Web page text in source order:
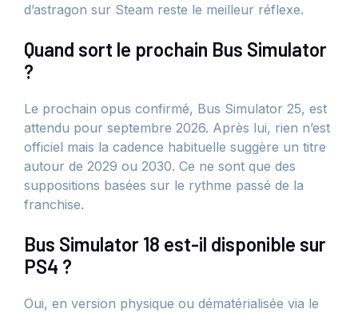
d’astragon sur Steam reste le meilleur réflexe.
Quand sort le prochain Bus Simulator
?
Le prochain opus confirmé, Bus Simulator 25, est
attendu pour septembre 2026. Après lui, rien n’est
officiel mais la cadence habituelle suggère un titre
autour de 2029 ou 2030. Ce ne sont que des
suppositions basées sur le rythme passé de la
franchise.
Bus Simulator 18 est-il disponible sur
PS4 ?
Oui, en version physique ou dématérialisée via le